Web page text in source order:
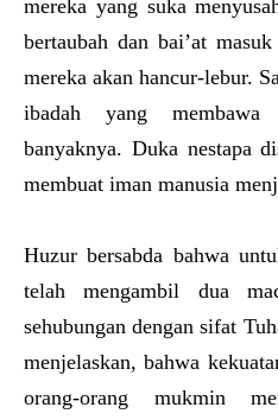
mereka yang suka
bertaubah dan bai’at
mereka akan hancur-lebur.
ibadah yang
banyaknya. Duka nestapa
membuat iman manusia
Huzur bersabda bahwa
telah mengambil dua
sehubungan dengan sifat
menjelaskan, bahwa
orang-orang mukmin